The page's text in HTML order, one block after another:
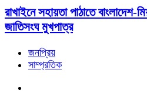
রাখাইনে সহায়তা পাঠাতে বাংলাদেশ-
জাতিসংঘ মুখপাত্র
জনপ্রিয়
সাম্প্রতিক